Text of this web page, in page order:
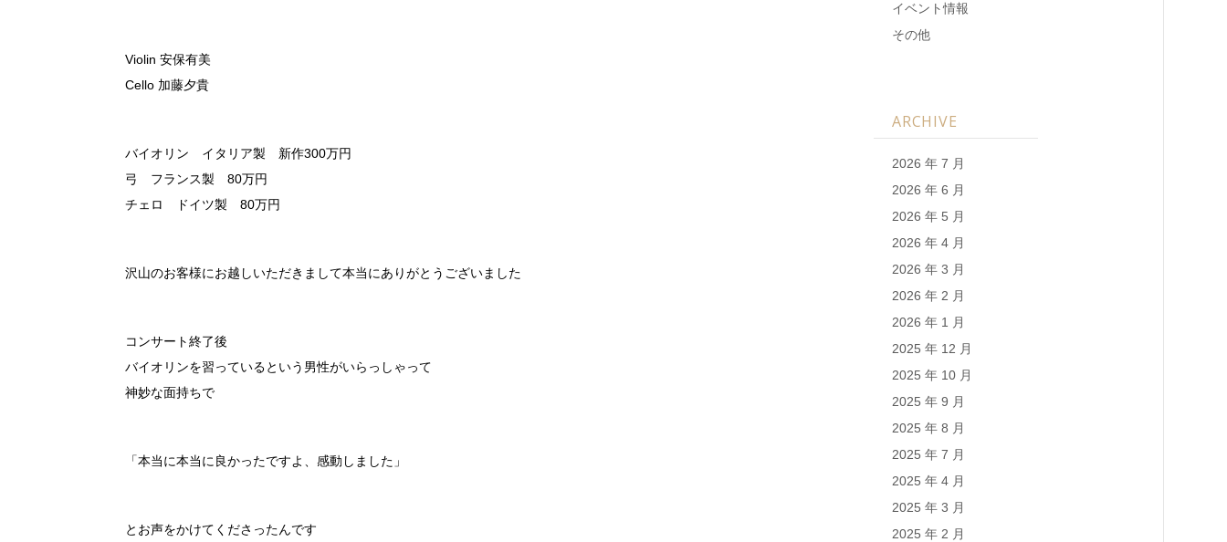
Violin 安保有美
Cello 加藤夕貴
バイオリン イタリア製 新作300万円
弓 フランス製 80万円
チェロ ドイツ製 80万円
沢山のお客様にお越しいただきまして本当にありがとうございました
コンサート終了後
バイオリンを習っているという男性がいらっしゃって
神妙な面持ちで
「本当に本当に良かったですよ、感動しました」
とお声をかけてくださったんです
イベント情報
その他
ARCHIVE
2026 年 7 月
2026 年 6 月
2026 年 5 月
2026 年 4 月
2026 年 3 月
2026 年 2 月
2026 年 1 月
2025 年 12 月
2025 年 10 月
2025 年 9 月
2025 年 8 月
2025 年 7 月
2025 年 4 月
2025 年 3 月
2025 年 2 月